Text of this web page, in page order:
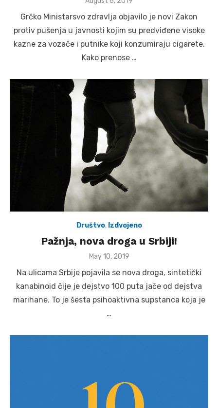
Grčko Ministarsvo zdravlja objavilo je novi Zakon
protiv pušenja u javnosti kojim su predviđene visoke
kazne za vozače i putnike koji konzumiraju cigarete.
Kako prenose …
Društvo, Izdvojeno
Pažnja, nova droga u Srbiji!
Posted
May 10, 2019
Na ulicama Srbije pojavila se nova droga, sintetički
kanabinoid čije je dejstvo 100 puta jače od dejstva
marihane. To je šesta psihoaktivna supstanca koja je
…